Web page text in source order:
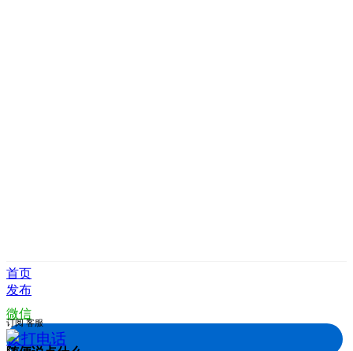
首页
发布
微信
拨打电话
订阅 客服